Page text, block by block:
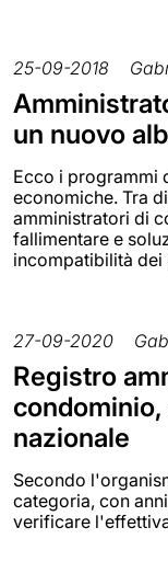
25-09-2018
un nuovo
Ecco i programmi
economiche. Tra
amministratori di
fallimentare e
incompatibilità
27-09-2020
Registro
nazionale
Secondo
categoria, con
verificare